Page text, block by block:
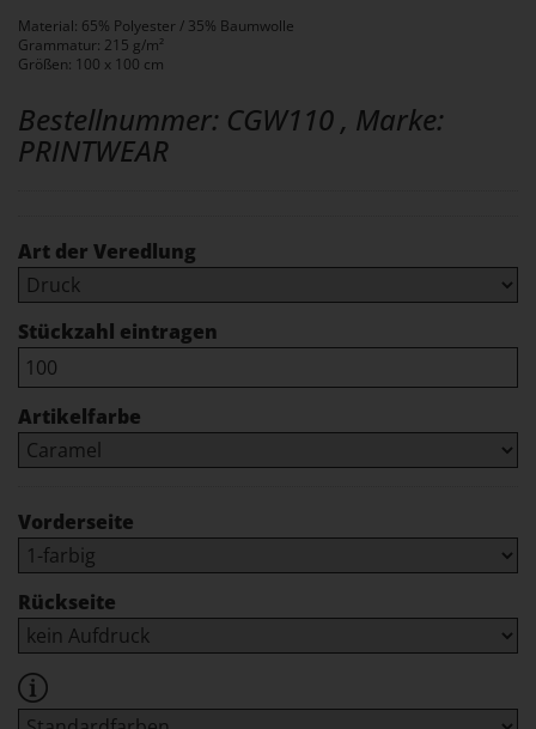
Material: 65% Polyester / 35% Baumwolle
Grammatur: 215 g/m²
Größen: 100 x 100 cm
Bestellnummer: CGW110 , Marke:
PRINTWEAR
Art der Veredlung
Stückzahl eintragen
Artikelfarbe
Vorderseite
Rückseite